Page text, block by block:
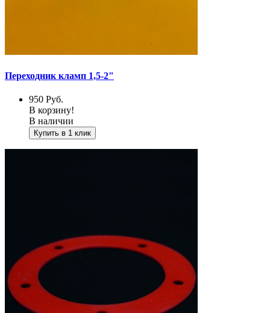
Переходник кламп 1,5-2"
950 Руб.
В корзину!
В наличии
Купить в 1 клик